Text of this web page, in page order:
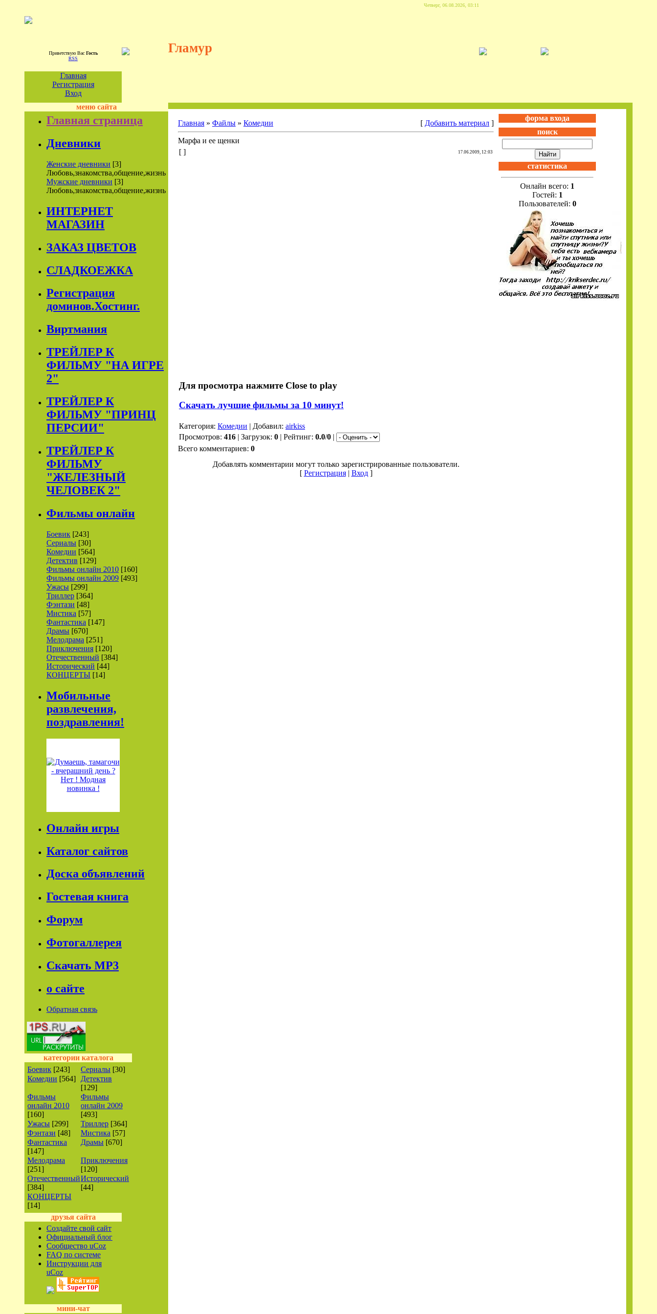
Четверг, 06.08.2026, 03:11
Приветствую Вас Гость
RSS
Гламур
Главная
Регистрация
Вход
меню сайта
Главная страница
Дневники
Женские дневники [3]
Любовь,знакомства,общение,жизнь
Мужские дневники [3]
Любовь,знакомства,общение,жизнь
ИНТЕРНЕТ
МАГАЗИН
ЗАКАЗ ЦВЕТОВ
СЛАДКОЕЖКА
Регистрация
доминов.Хостинг.
Виртмания
ТРЕЙЛЕР К
ФИЛЬМУ "НА ИГРЕ
2"
ТРЕЙЛЕР К
ФИЛЬМУ "ПРИНЦ
ПЕРСИИ"
ТРЕЙЛЕР К
ФИЛЬМУ
"ЖЕЛЕЗНЫЙ
ЧЕЛОВЕК 2"
Фильмы онлайн
Боевик [243]
Сериалы [30]
Комедии [564]
Детектив [129]
Фильмы онлайн 2010 [160]
Фильмы онлайн 2009 [493]
Ужасы [299]
Триллер [364]
Фэнтази [48]
Мистика [57]
Фантастика [147]
Драмы [670]
Мелодрама [251]
Приключения [120]
Отечественный [384]
Исторический [44]
КОНЦЕРТЫ [14]
Мобильные
развлечения,
поздравления!
Онлайн игры
Каталог сайтов
Доска объявлений
Гостевая книга
Форум
Фотогаллерея
Скачать МР3
о сайте
Обратная связь
категории каталога
Боевик [243] Сериалы [30]
Комедии [564]
Детектив
[129]
Фильмы
онлайн 2010
[160]
Фильмы
онлайн 2009
[493]
Ужасы [299] Триллер [364]
Фэнтази [48] Мистика [57]
Фантастика
[147]
Драмы [670]
Мелодрама
[251]
Приключения
[120]
Отечественный
[384]
Исторический
[44]
КОНЦЕРТЫ
[14]
друзья сайта
Создайте свой сайт
Официальный блог
Сообщество uCoz
FAQ по системе
Инструкции для
uCoz
мини-чат
Главная » Файлы » Комедии [ Добавить материал ]
Марфа и ее щенки
[ ]
17.06.2009, 12:03
Для просмотра нажмите Close to play
Скачать лучшие фильмы за 10 минут!
Категория: Комедии | Добавил: airkiss
Просмотров: 416 | Загрузок: 0 | Рейтинг: 0.0/0 |
Всего комментариев: 0
Добавлять комментарии могут только зарегистрированные пользователи.
[ Регистрация| Вход]
форма входа
поиск
статистика
Онлайн всего: 1
Гостей: 1
Пользователей: 0